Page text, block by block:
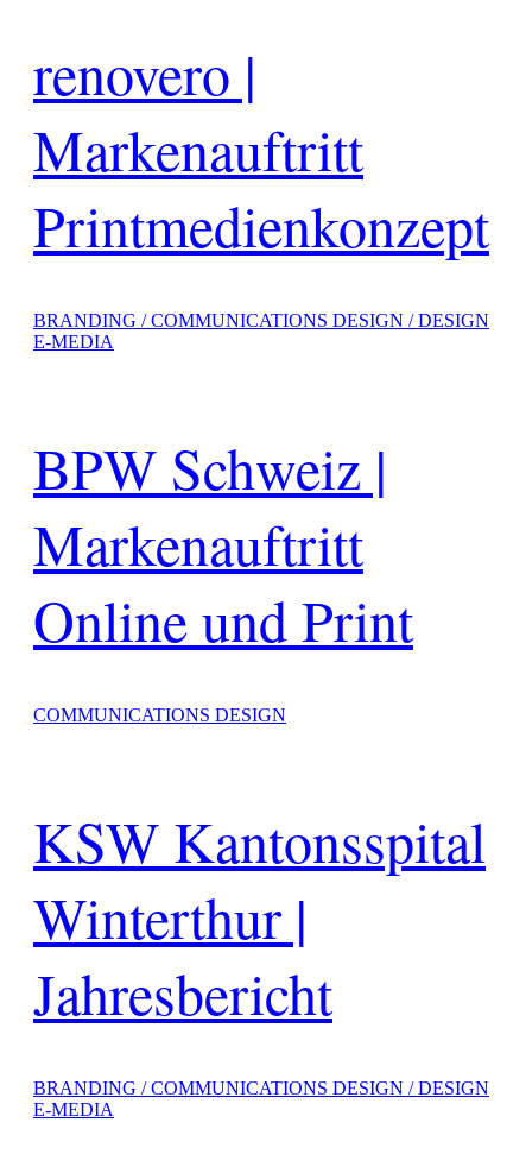
renovero |
Markenauftritt
Printmedienkonzept
BRANDING / COMMUNICATIONS DESIGN / DESIGN
E-MEDIA
BPW Schweiz |
Markenauftritt
Online und Print
COMMUNICATIONS DESIGN
KSW Kantonsspital
Winterthur |
Jahresbericht
BRANDING / COMMUNICATIONS DESIGN / DESIGN
E-MEDIA